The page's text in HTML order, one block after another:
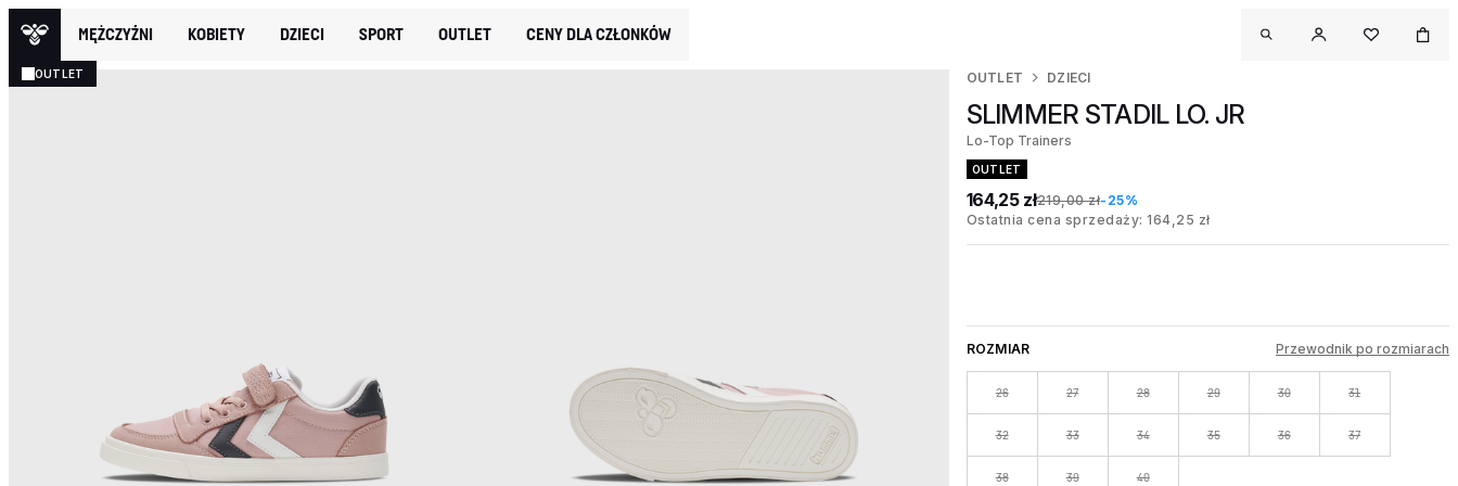
MĘŻCZYŹNI KOBIETY DZIECI SPORT OUTLET CENY DLA CZŁONKÓW
OUTLET OUTLET DZIECI
SLIMMER STADIL LO. JR
Lo-Top Trainers
OUTLET
164,25 zł219,00 zł-25%
Ostatnia cena sprzedaży: 164,25 zł
ROZMIAR Przewodnik po rozmiarach
26 27 28 29 30 31
32 33 34 35 36 37
38 39 40